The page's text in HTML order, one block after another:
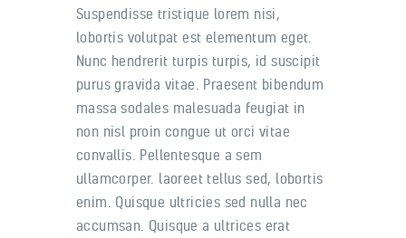
Suspendisse tristique lorem nisi,
lobortis volutpat est elementum eget.
Nunc hendrerit turpis turpis, id suscipit
purus gravida vitae. Praesent bibendum
massa sodales malesuada feugiat in
non nisl proin congue ut orci vitae
convallis. Pellentesque a sem
ullamcorper. laoreet tellus sed, lobortis
enim. Quisque ultricies sed nulla nec
accumsan. Quisque a ultrices erat